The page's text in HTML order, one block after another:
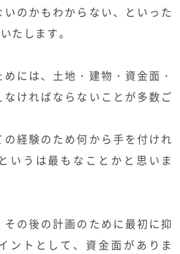
のかもわからない、といった
たします。
には、土地・建物・資金面・
ければならないことが多数ご
経験のため何から手を付けれ
いうは最もなことかと思いま
の後の計画のために最初に抑
ントとして、資金面がありま